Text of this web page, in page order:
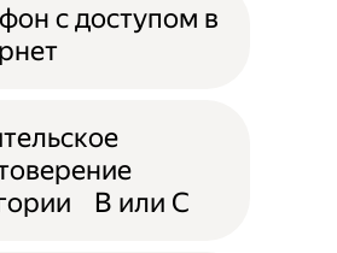
с доступом в
B или С